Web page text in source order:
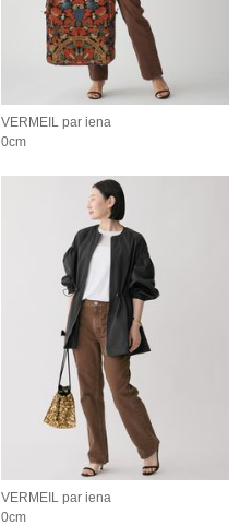
VERMEIL par iena
0cm
VERMEIL par iena
0cm